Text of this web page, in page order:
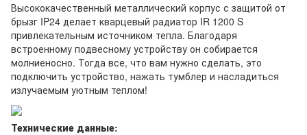
Высококачественный металлический корпус с защитой от
брызг IP24 делает кварцевый радиатор IR 1200 S
привлекательным источником тепла. Благодаря
встроенному подвесному устройству он собирается
молниеносно. Тогда все, что вам нужно сделать, это
подключить устройство, нажать тумблер и насладиться
излучаемым уютным теплом!
Технические данные: